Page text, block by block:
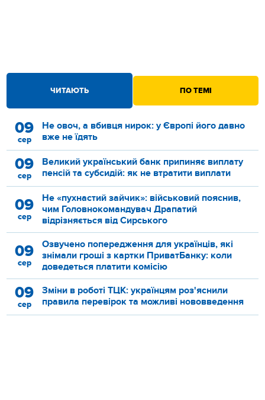
ЧИТАЮТЬ ПО ТЕМІ
09
сер
Не овоч, а вбивця нирок: у Європі його давно
вже не їдять
09
сер
Великий український банк припиняє виплату
пенсій та субсидій: як не втратити виплати
09
сер
Не «пухнастий зайчик»: військовий пояснив,
чим Головнокомандувач Драпатий
відрізняється від Сирського
09
сер
Озвучено попередження для українців, які
знімали гроші з картки ПриватБанку: коли
доведеться платити комісію
09
сер
Зміни в роботі ТЦК: українцям роз'яснили
правила перевірок та можливі нововведення